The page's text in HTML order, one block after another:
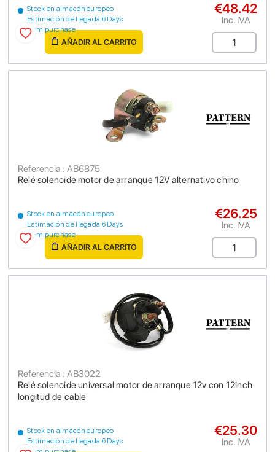
Stock en almacén europeo
Estimación de llegada 6 Days
from purchase
€48.42
Inc. IVA
AÑADIR AL CARRITO
Relé solenoide motor de arranque 12V alternativo chino
Referencia : AB6875
Stock en almacén europeo
Estimación de llegada 6 Days
from purchase
€26.25
Inc. IVA
AÑADIR AL CARRITO
Relé solenoide universal motor de arranque 12v con 12inch
longitud de cable
Referencia : AB3022
Stock en almacén europeo
Estimación de llegada 6 Days
€25.30
Inc. IVA